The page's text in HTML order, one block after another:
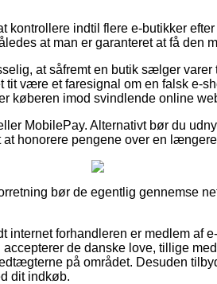
kontrollere indtil flere e-butikker
at man er garanteret at få den
at såfremt en butik sælger varer
være et faresignal om en falsk e-
køberen imod svindlende online
MobilePay. Alternativt bør du
honorere pengene over en
bør de egentlig gennemse
internet forhandleren er medlem af
de danske love, tillige
på området. Desuden
dit indkøb.